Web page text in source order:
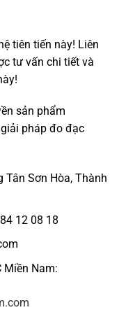
tiên tiến này! Liên
tư vấn chi tiết và
sản phẩm
pháp đo đạc
Tân Sơn Hòa, Thành
12 08 18
Miền Nam: